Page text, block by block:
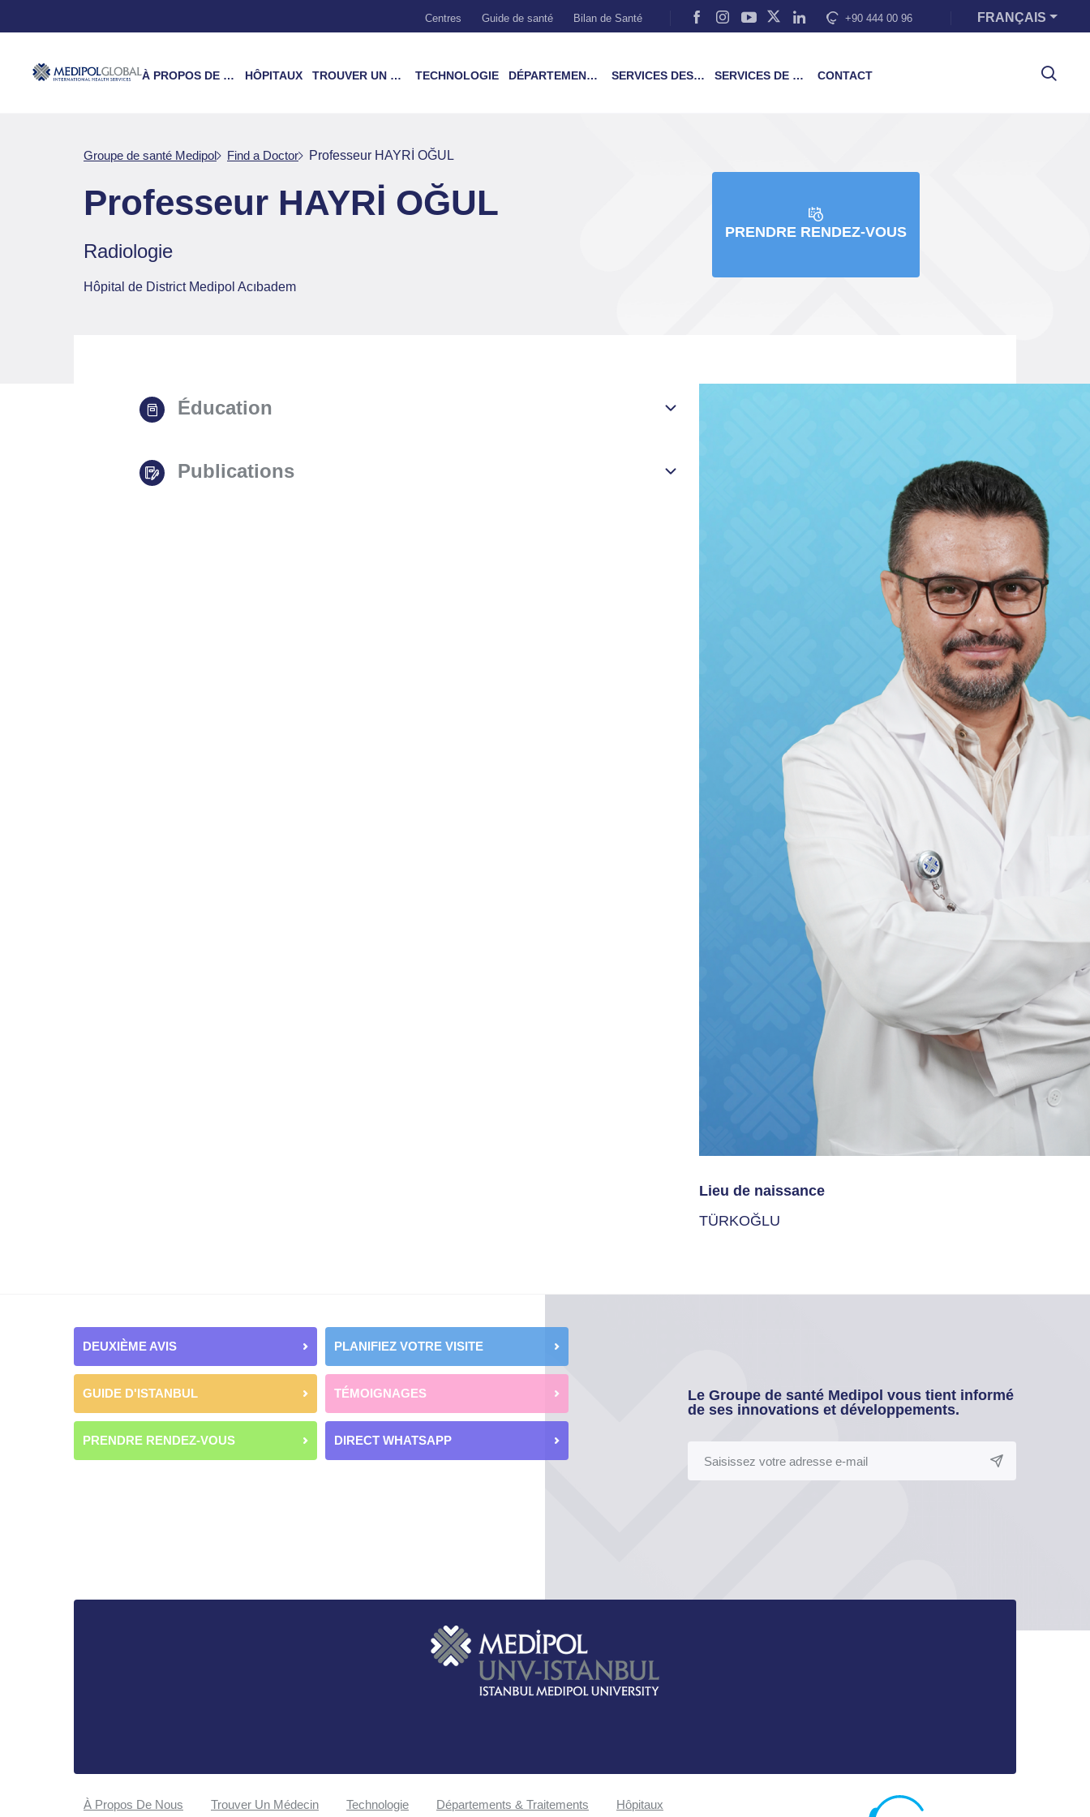
Centres Guide de santé Bilan de Santé +90 444 00 96 FRANÇAIS
À PROPOS DE NOUS HÔPITAUX TROUVER UN MÉDECIN TECHNOLOGIE DÉPARTEMENTS & TRAITEMENTS SERVICES DES PATIENTS SERVICES DE FORMATION CONTACT
Groupe de santé Medipol Find a Doctor Professeur HAYRİ OĞUL
Professeur HAYRİ OĞUL
Radiologie
Hôpital de District Medipol Acıbadem
PRENDRE RENDEZ-VOUS
Lieu de naissance
TÜRKOĞLU
Éducation
Publications
DEUXIÈME AVIS PLANIFIEZ VOTRE VISITE
GUIDE D'ISTANBUL TÉMOIGNAGES
PRENDRE RENDEZ-VOUS DIRECT WHATSAPP
Le Groupe de santé Medipol vous tient informé
de ses innovations et développements.
À Propos De Nous Trouver Un Médecin Technologie Départements & Traitements Hôpitaux